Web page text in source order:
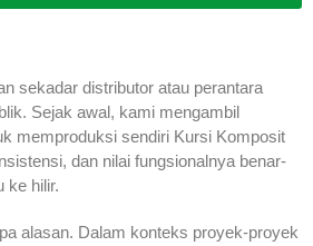
sekadar distributor atau perantara
Sejak awal, kami mengambil
memproduksi sendiri Kursi Komposit
dan nilai fungsionalnya benar-
ke hilir.
alasan. Dalam konteks proyek-proyek